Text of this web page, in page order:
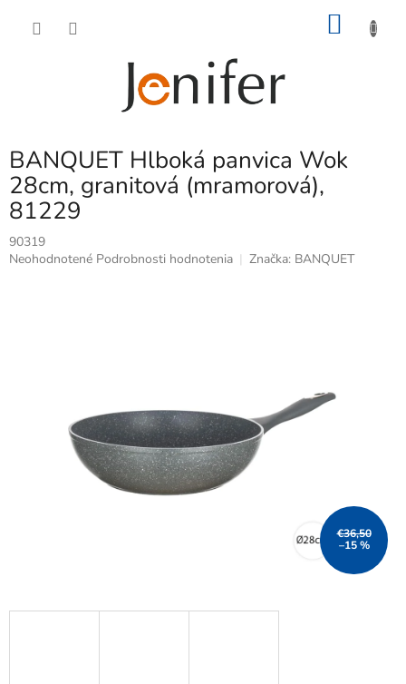
BANQUET Hlboká panvica Wok
28cm, granitová (mramorová),
81229
90319
Priemerné
Neohodnotené Podrobnosti hodnotenia Značka: BANQUET
€36,50
–15 %